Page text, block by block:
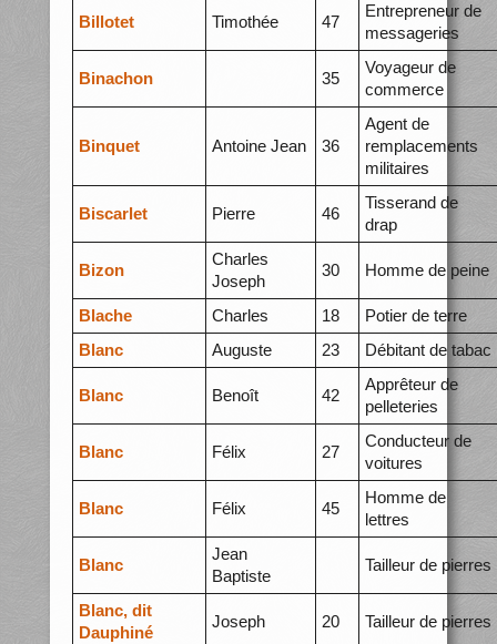
Billotet Timothée 47
Entrepreneur de
messageries
Binachon 35
Voyageur de
commerce
Binquet Antoine Jean 36
Agent de
remplacements
militaires
Biscarlet Pierre 46
Tisserand de
drap
Bizon
Charles
Joseph
30 Homme de peine
Blache Charles 18
Potier de terre
Blanc
Auguste 23 Débitant de tabac
Blanc Benoît 42
Apprêteur de
pelleteries
Blanc Félix 27
Conducteur de
voitures
Blanc Félix 45
Homme de
lettres
Blanc
Jean
Baptiste
Tailleur de pierres
Blanc, dit
Dauphiné
Joseph 20 Tailleur de pierres